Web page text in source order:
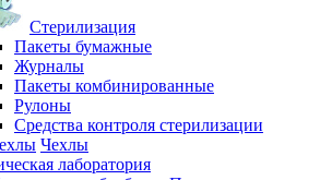
Стерилизация
Пакеты бумажные
Журналы
Пакеты комбинированные
Рулоны
Средства контроля стерилизации
Чехлы
лаборатория